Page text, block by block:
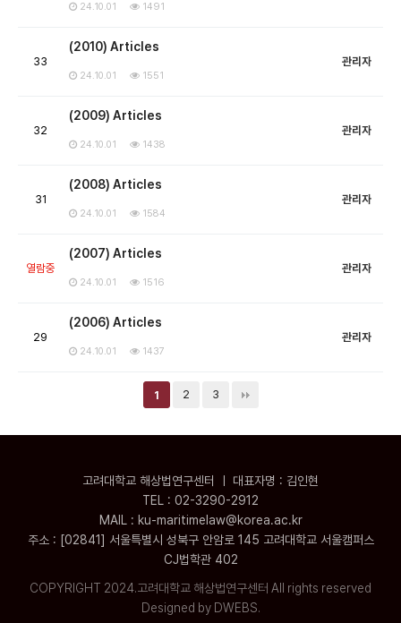
24.10.01 1491
33
(2010) Articles
24.10.01 1551
관리자
32
(2009) Articles
24.10.01 1438
관리자
31
(2008) Articles
24.10.01 1584
관리자
열람중
(2007) Articles
24.10.01 1516
관리자
29
(2006) Articles
24.10.01 1437
관리자
1 2 3
고려대학교 해상법연구센터 ㅣ 대표자명 : 김인현
TEL : 02-3290-2912
MAIL : ku-maritimelaw@korea.ac.kr
주소 : [02841] 서울특별시 성북구 안암로 145 고려대학교 서울캠퍼스
CJ법학관 402
COPYRIGHT 2024.고려대학교 해상법연구센터 All rights reserved
Designed by DWEBS.